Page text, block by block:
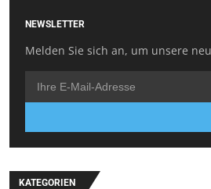
NEWSLETTER
Melden Sie sich an, um unsere
KATEGORIEN